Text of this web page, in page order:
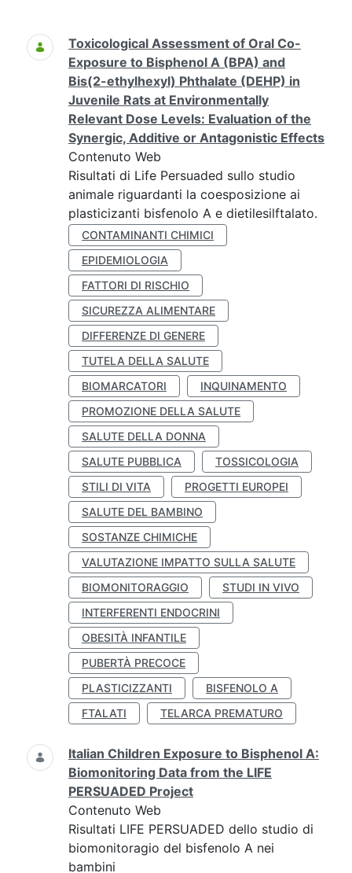
Ricerca
Toxicological Assessment of Oral Co-
Exposure to Bisphenol A (BPA) and
Bis(2-ethylhexyl) Phthalate (DEHP) in
Juvenile Rats at Environmentally
Relevant Dose Levels: Evaluation of the
Synergic, Additive or Antagonistic Effects
Contenuto Web
Risultati di Life Persuaded sullo studio
animale riguardanti la coesposizione ai
plasticizanti bisfenolo A e dietilesilftalato.
CONTAMINANTI CHIMICI
EPIDEMIOLOGIA
FATTORI DI RISCHIO
SICUREZZA ALIMENTARE
DIFFERENZE DI GENERE
TUTELA DELLA SALUTE
BIOMARCATORI
INQUINAMENTO
PROMOZIONE DELLA SALUTE
SALUTE DELLA DONNA
SALUTE PUBBLICA
TOSSICOLOGIA
STILI DI VITA
PROGETTI EUROPEI
SALUTE DEL BAMBINO
SOSTANZE CHIMICHE
VALUTAZIONE IMPATTO SULLA SALUTE
BIOMONITORAGGIO
STUDI IN VIVO
INTERFERENTI ENDOCRINI
OBESITÀ INFANTILE
PUBERTÀ PRECOCE
PLASTICIZZANTI
BISFENOLO A
FTALATI
TELARCA PREMATURO
Italian Children Exposure to Bisphenol A:
Biomonitoring Data from the LIFE
PERSUADED Project
Contenuto Web
Risultati LIFE PERSUADED dello studio di
biomonitoragio del bisfenolo A nei
bambini